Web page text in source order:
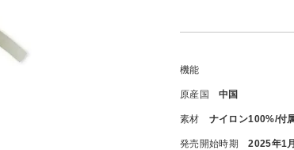
機能
原産国 中国
素材 ナイロン100%/付
発売開始時期 2025年1月